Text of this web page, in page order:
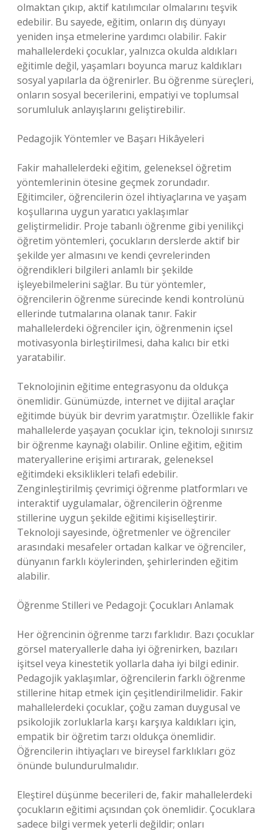
olmaktan çıkıp, aktif katılımcılar olmalarını teşvik
edebilir. Bu sayede, eğitim, onların dış dünyayı
yeniden inşa etmelerine yardımcı olabilir. Fakir
mahallelerdeki çocuklar, yalnızca okulda aldıkları
eğitimle değil, yaşamları boyunca maruz kaldıkları
sosyal yapılarla da öğrenirler. Bu öğrenme süreçleri,
onların sosyal becerilerini, empatiyi ve toplumsal
sorumluluk anlayışlarını geliştirebilir.
Pedagojik Yöntemler ve Başarı Hikâyeleri
Fakir mahallelerdeki eğitim, geleneksel öğretim
yöntemlerinin ötesine geçmek zorundadır.
Eğitimciler, öğrencilerin özel ihtiyaçlarına ve yaşam
koşullarına uygun yaratıcı yaklaşımlar
geliştirmelidir. Proje tabanlı öğrenme gibi yenilikçi
öğretim yöntemleri, çocukların derslerde aktif bir
şekilde yer almasını ve kendi çevrelerinden
öğrendikleri bilgileri anlamlı bir şekilde
işleyebilmelerini sağlar. Bu tür yöntemler,
öğrencilerin öğrenme sürecinde kendi kontrolünü
ellerinde tutmalarına olanak tanır. Fakir
mahallelerdeki öğrenciler için, öğrenmenin içsel
motivasyonla birleştirilmesi, daha kalıcı bir etki
yaratabilir.
Teknolojinin eğitime entegrasyonu da oldukça
önemlidir. Günümüzde, internet ve dijital araçlar
eğitimde büyük bir devrim yaratmıştır. Özellikle fakir
mahallelerde yaşayan çocuklar için, teknoloji sınırsız
bir öğrenme kaynağı olabilir. Online eğitim, eğitim
materyallerine erişimi artırarak, geleneksel
eğitimdeki eksiklikleri telafi edebilir.
Zenginleştirilmiş çevrimiçi öğrenme platformları ve
interaktif uygulamalar, öğrencilerin öğrenme
stillerine uygun şekilde eğitimi kişiselleştirir.
Teknoloji sayesinde, öğretmenler ve öğrenciler
arasındaki mesafeler ortadan kalkar ve öğrenciler,
dünyanın farklı köylerinden, şehirlerinden eğitim
alabilir.
Öğrenme Stilleri ve Pedagoji: Çocukları Anlamak
Her öğrencinin öğrenme tarzı farklıdır. Bazı çocuklar
görsel materyallerle daha iyi öğrenirken, bazıları
işitsel veya kinestetik yollarla daha iyi bilgi edinir.
Pedagojik yaklaşımlar, öğrencilerin farklı öğrenme
stillerine hitap etmek için çeşitlendirilmelidir. Fakir
mahallelerdeki çocuklar, çoğu zaman duygusal ve
psikolojik zorluklarla karşı karşıya kaldıkları için,
empatik bir öğretim tarzı oldukça önemlidir.
Öğrencilerin ihtiyaçları ve bireysel farklıkları göz
önünde bulundurulmalıdır.
Eleştirel düşünme becerileri de, fakir mahallelerdeki
çocukların eğitimi açısından çok önemlidir. Çocuklara
sadece bilgi vermek yeterli değildir; onları